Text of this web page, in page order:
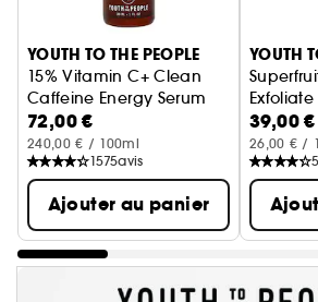
Ignorer le carrousel produits
YOUTH TO THE PEOPLE
15% Vitamin C+ Clean
Caffeine Energy Serum
Sérum énergisant à la caféine
72,00 €
240,00 € / 100ml
1575avis
Ajouter au panier
YOUTH
Exfoliate
Papaya
39,00 €
26,00 € /